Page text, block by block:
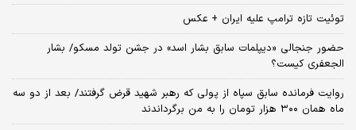
توئیت تازه ترامپ علیه ایران + عکس
حضور جنجالی «دیپلمات سابق بشار اسد» در جشن تولد مسکو/ بشار
الجعفری کیست؟
روایت فرمانده سابق سپاه از پولی که رهبر شهید قرض گرفتند/ بعد از دو سه
ماه همان ۳۰۰ هزار تومان را به من برگرداندند